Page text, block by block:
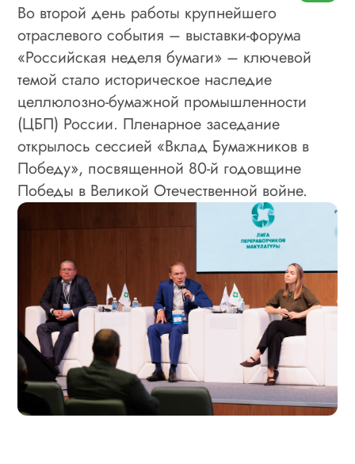
Во второй день работы крупнейшего
отраслевого события – выставки-форума
«Российская неделя бумаги» – ключевой
темой стало историческое наследие
целлюлозно-бумажной промышленности
(ЦБП) России. Пленарное заседание
открылось сессией «Вклад Бумажников в
Победу», посвященной 80-й годовщине
Победы в Великой Отечественной войне.